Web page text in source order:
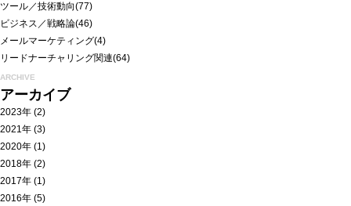
ツール／技術動向(77)
ビジネス／戦略論(46)
メールマーケティング(4)
リードナーチャリング関連(64)
ARCHIVE
アーカイブ
2023年 (2)
2021年 (3)
2020年 (1)
2018年 (2)
2017年 (1)
2016年 (5)